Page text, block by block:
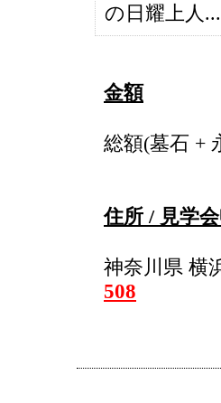
の日耀上人
金額
総額(墓石 +
住所 / 見学
神奈川県 横
508